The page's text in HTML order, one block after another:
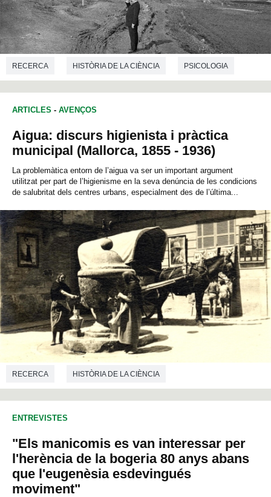
RECERCA HISTÒRIA DE LA CIÈNCIA PSICOLOGIA
ARTICLES - AVENÇOS
Aigua: discurs higienista i pràctica
municipal (Mallorca, 1855 - 1936)
La problemàtica entorn de l’aigua va ser un important argument
utilitzat per part de l’higienisme en la seva denúncia de les condicions
de salubritat dels centres urbans, especialment des de l’última...
RECERCA HISTÒRIA DE LA CIÈNCIA
ENTREVISTES
"Els manicomis es van interessar per
l'herència de la bogeria 80 anys abans
que l'eugenèsia esdevingués
moviment"